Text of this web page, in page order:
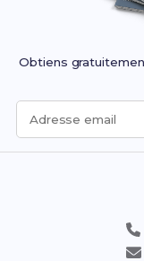
Obtiens
Adresse email